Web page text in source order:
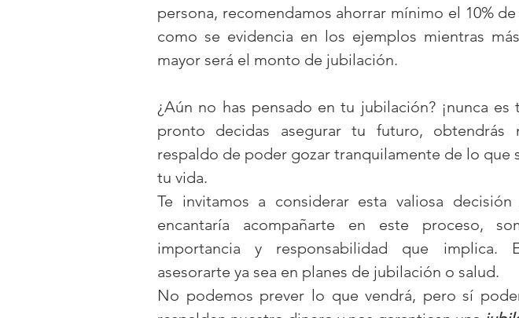
persona, recomendamos ahorrar mínimo el 10%
como se evidencia en los ejemplos mientras
mayor será el monto de jubilación.
¿Aún no has pensado en tu jubilación? ¡nunca es
pronto decidas asegurar tu futuro, obtendrás
respaldo de poder gozar tranquilamente de lo que
tu vida.
Te invitamos a considerar esta valiosa
encantaría acompañarte en este proceso,
importancia y responsabilidad que implica.
asesorarte ya sea en planes de jubilación o salud.
No podemos prever lo que vendrá, pero sí